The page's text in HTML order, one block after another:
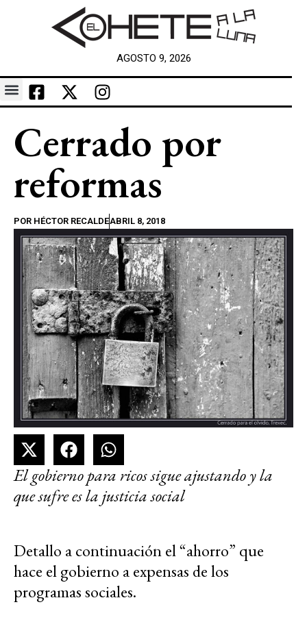
AGOSTO 9, 2026
Cerrado por
reformas
POR HÉCTOR RECALDEABRIL 8, 2018
El gobierno para ricos sigue ajustando y la
que sufre es la justicia social
Detallo a continuación el “ahorro” que
hace el gobierno a expensas de los
programas sociales.